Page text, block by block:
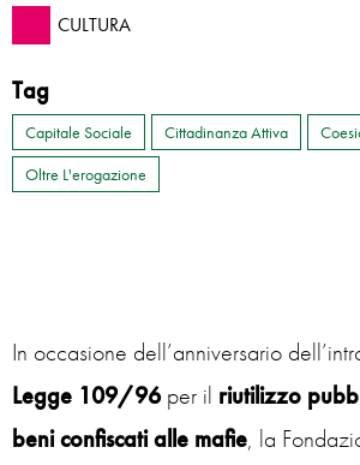
CULTURA
Tag
Capitale Sociale Cittadinanza Attiva
Oltre L'erogazione
In occasione dell’anniversario
Legge 109/96per il riutilizzo
beni confiscati alle mafie, la